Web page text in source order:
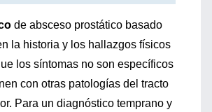
de absceso prostático basado
la historia y los hallazgos físicos
los síntomas no son específicos
con otras patologías del tracto
Para un diagnóstico temprano y